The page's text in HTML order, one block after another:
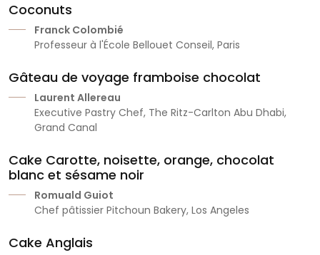
Coconuts
Franck Colombié
Professeur à l'École Bellouet Conseil, Paris
Gâteau de voyage framboise chocolat
Laurent Allereau
Executive Pastry Chef, The Ritz-Carlton Abu Dhabi,
Grand Canal
Cake Carotte, noisette, orange, chocolat
blanc et sésame noir
Romuald Guiot
Chef pâtissier Pitchoun Bakery, Los Angeles
Cake Anglais